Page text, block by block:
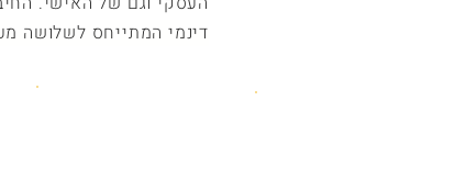
דינמי המתייחס לשלושה